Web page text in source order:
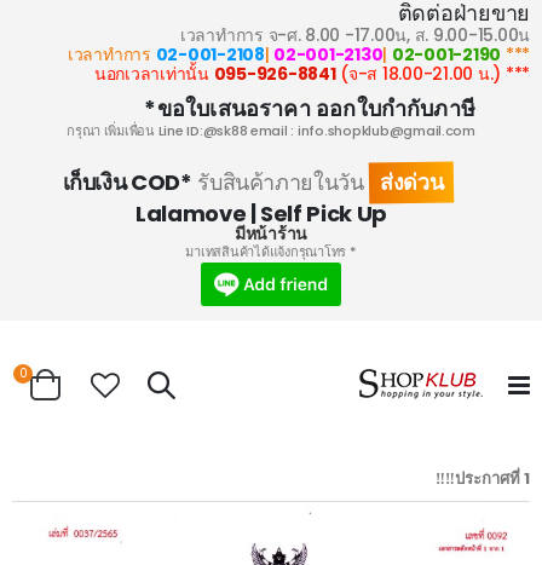
ติดต่อฝ่ายขาย
เวลาทำการ จ-ศ. 8.00 -17.00น, ส. 9.00-15.00น
*** เวลาทำการ
02-001-2108| 02-001-2130| 02-001-2190
*** นอกเวลาเท่านั้น
095-926-8841(จ-ส 18.00-21.00 น.)
ขอใบเสนอราคา ออกใบกำกับภาษี*
กรุณา เพิ่มเพื่อน Line ID:@sk88 email : info.shopklub@gmail.com
ส่งด่วน
เก็บเงิน COD* รับสินค้าภายในวัน
Lalamove | Self Pick Up
มีหน้าร้าน
* มาเทสสินค้าได้แจ้งกรุณาโทร
Search
Cart
0
ประกาศที่ 1‼️‼️